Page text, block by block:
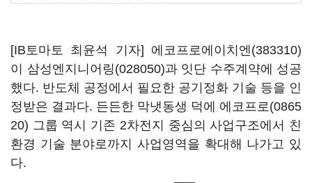
[IB토마토 최윤석 기자] 에코프로에이치엔(383310)
이 삼성엔지니어링(028050)과 잇단 수주계약에 성공
했다. 반도체 공정에서 필요한 공기정화 기술 등을 인
정받은 결과다. 든든한 막냇동생 덕에 에코프로(0865
20) 그룹 역시 기존 2차전지 중심의 사업구조에서 친
환경 기술 분야로까지 사업영역을 확대해 나가고 있
다.